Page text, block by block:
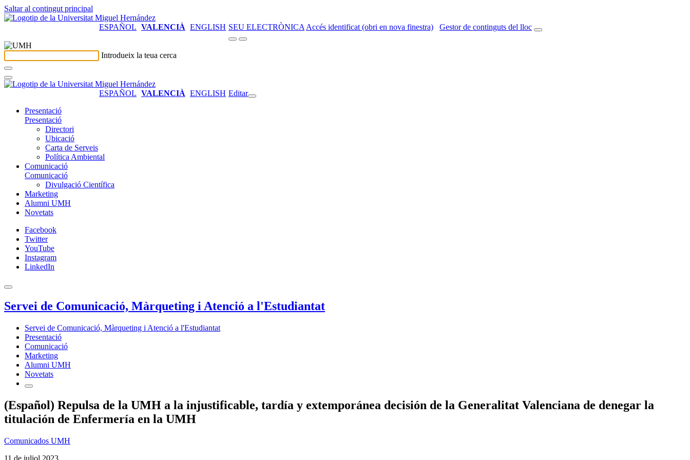
Saltar al contingut principal
ESPAÑOL VALENCIÀ ENGLISH SEU ELECTRÒNICA Accés identificat (obri en nova finestra) Gestor de continguts del lloc
Introdueix la teua cerca
ESPAÑOL VALENCIÀ ENGLISH Editar
Presentació
Presentació
Directori
Ubicació
Carta de Serveis
Política Ambiental
Comunicació
Comunicació
Divulgació Científica
Marketing
Alumni UMH
Novetats
Facebook
Twitter
YouTube
Instagram
LinkedIn
Servei de Comunicació, Màrqueting i Atenció a l'Estudiantat
Servei de Comunicació, Màrqueting i Atenció a l'Estudiantat
Presentació
Comunicació
Marketing
Alumni UMH
Novetats
(Español) Repulsa de la UMH a la injustificable, tardía y extemporánea decisión de la Generalitat Valenciana de denegar la
titulación de Enfermería en la UMH
Comunicados UMH
11 de juliol 2023